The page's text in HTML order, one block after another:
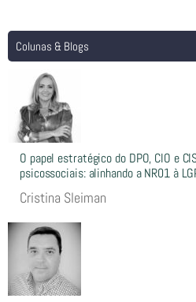
Colunas & Blogs
O papel estratégico do DPO, CIO e
psicossociais: alinhando a NR01 à
Cristina Sleiman